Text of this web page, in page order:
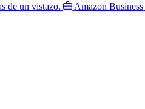
de un vistazo. Amazon Business